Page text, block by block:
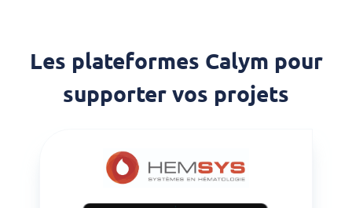
Les plateformes Calym pour
supporter vos projets